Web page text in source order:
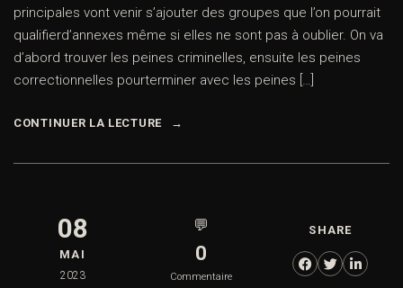
principales vont venir s’ajouter des groupes que l’on pourrait
qualifierd’annexes même si elles ne sont pas à oublier. On va
d’abord trouver les peines criminelles, ensuite les peines
correctionnelles pourterminer avec les peines […]
CONTINUER LA LECTURE
08
MAI
2023
💬
0
Commentaire
SHARE